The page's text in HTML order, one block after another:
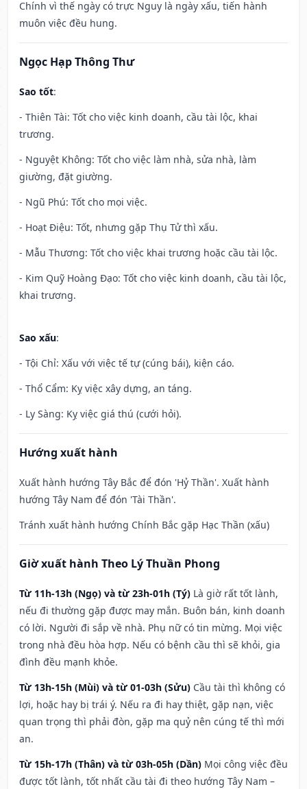
Chính vì thế ngày có trực Nguy là ngày xấu, tiến hành
muôn việc đều hung.
Ngọc Hạp Thông Thư
Sao tốt:
- Thiên Tài: Tốt cho việc kinh doanh, cầu tài lộc, khai
trương.
- Nguyệt Không: Tốt cho việc làm nhà, sửa nhà, làm
giường, đặt giường.
- Ngũ Phú: Tốt cho mọi việc.
- Hoạt Điệu: Tốt, nhưng gặp Thụ Tử thì xấu.
- Mẫu Thương: Tốt cho việc khai trương hoặc cầu tài lộc.
- Kim Quỹ Hoàng Đạo: Tốt cho việc kinh doanh, cầu tài lộc,
khai trương.
Sao xấu:
- Tội Chỉ: Xấu với việc tế tự (cúng bái), kiện cáo.
- Thổ Cẩm: Kỵ việc xây dựng, an táng.
- Ly Sàng: Kỵ việc giá thú (cưới hỏi).
Hướng xuất hành
Xuất hành hướng Tây Bắc để đón 'Hỷ Thần'. Xuất hành
hướng Tây Nam để đón 'Tài Thần'.
Tránh xuất hành hướng Chính Bắc gặp Hạc Thần (xấu)
Giờ xuất hành Theo Lý Thuần Phong
Từ 11h-13h (Ngọ) và từ 23h-01h (Tý) Là giờ rất tốt lành,
nếu đi thường gặp được may mắn. Buôn bán, kinh doanh
có lời. Người đi sắp về nhà. Phụ nữ có tin mừng. Mọi việc
trong nhà đều hòa hợp. Nếu có bệnh cầu thì sẽ khỏi, gia
đình đều mạnh khỏe.
Từ 13h-15h (Mùi) và từ 01-03h (Sửu) Cầu tài thì không có
lợi, hoặc hay bị trái ý. Nếu ra đi hay thiệt, gặp nạn, việc
quan trọng thì phải đòn, gặp ma quỷ nên cúng tế thì mới
an.
Từ 15h-17h (Thân) và từ 03h-05h (Dần) Mọi công việc đều
được tốt lành, tốt nhất cầu tài đi theo hướng Tây Nam –